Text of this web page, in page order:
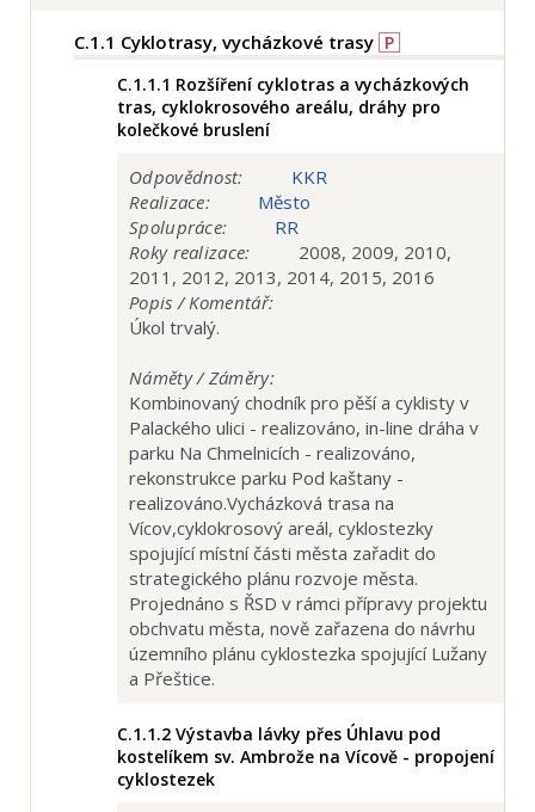
C.1.1 Cyklotrasy, vycházkové trasy P
C.1.1.1 Rozšíření cyklotras a vycházkových
tras, cyklokrosového areálu, dráhy pro
kolečkové bruslení
Odpovědnost:
KKR
Realizace:
Město
Spolupráce:
RR
Roky realizace:
2008, 2009, 2010,
2011, 2012, 2013, 2014, 2015, 2016
Popis / Komentář:
Úkol trvalý.
Náměty / Záměry:
Kombinovaný chodník pro pěší a cyklisty v
Palackého ulici - realizováno, in-line dráha v
parku Na Chmelnicích - realizováno,
rekonstrukce parku Pod kaštany -
realizováno.Vycházková trasa na
Vícov,cyklokrosový areál, cyklostezky
spojující místní části města zařadit do
strategického plánu rozvoje města.
Projednáno s ŘSD v rámci přípravy projektu
obchvatu města, nově zařazena do návrhu
územního plánu cyklostezka spojující Lužany
a Přeštice.
C.1.1.2 Výstavba lávky přes Úhlavu pod
kostelíkem sv. Ambrože na Vícově - propojení
cyklostezek